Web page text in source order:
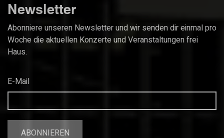
Newsletter
Abonniere unseren Newsletter und wir senden dir einmal pro
Woche die aktuellen Konzerte und Veranstaltungen frei
Haus.
E-Mail